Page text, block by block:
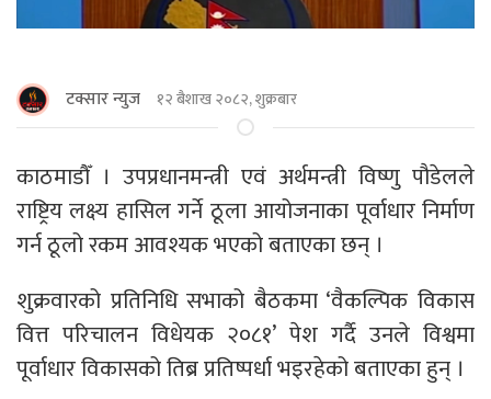
टक्सार न्युज १२ बैशाख २०८२, शुक्रबार
काठमाडाैँ । उपप्रधानमन्त्री एवं अर्थमन्त्री विष्णु पौडेलले
राष्ट्रिय लक्ष्य हासिल गर्ने ठूला आयोजनाका पूर्वाधार निर्माण
गर्न ठूलो रकम आवश्यक भएको बताएका छन् ।
शुक्रवारको प्रतिनिधि सभाको बैठकमा ‘वैकल्पिक विकास
वित्त परिचालन विधेयक २०८१’ पेश गर्दै उनले विश्वमा
पूर्वाधार विकासको तिब्र प्रतिष्पर्धा भइरहेको बताएका हुन् ।